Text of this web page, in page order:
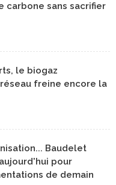
carbone sans sacrifier
le biogaz
freine encore la
Baudelet
pour
de demain